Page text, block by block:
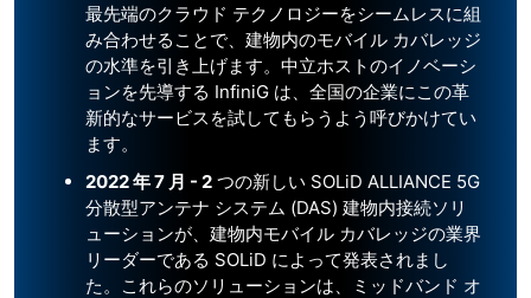
最先端のクラウド テクノロジーをシームレスに組
み合わせることで、建物内のモバイル カバレッジ
の水準を引き上げます。中立ホストのイノベーシ
ョンを先導する InfiniG は、全国の企業にこの革
新的なサービスを試してもらうよう呼びかけてい
ます。
2022 年 7 月 - 2 つの新しい SOLiD ALLIANCE 5G
分散型アンテナ システム (DAS) 建物内接続ソリ
ューションが、建物内モバイル カバレッジの業界
リーダーである SOLiD によって発表されまし
た。これらのソリューションは、ミッドバンド オ